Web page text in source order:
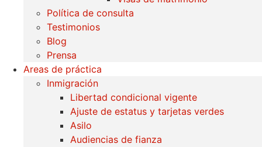
Política de consulta
Testimonios
Blog
Prensa
Areas de práctica
Inmigración
Libertad condicional vigente
Ajuste de estatus y tarjetas verdes
Asilo
Audiencias de fianza